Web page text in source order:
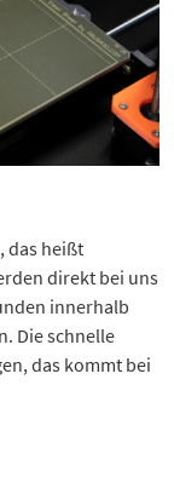
das heißt
direkt bei uns
innerhalb
Die schnelle
das kommt bei